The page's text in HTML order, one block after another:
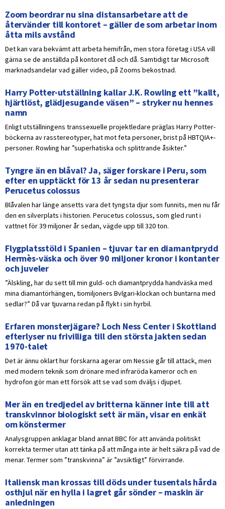
Zoom beordrar nu sina distansarbetare att de
återvänder till kontoret – gäller de som arbetar inom
åtta mils avstånd
Det kan vara bekvämt att arbeta hemifrån, men stora företag i USA vill
gärna se de anställda på kontoret då och då. Samtidigt tar Microsoft
marknadsandelar vad gäller video, på Zooms bekostnad.
Harry Potter-utställning kallar J.K. Rowling ett ”kallt,
hjärtlöst, glädjesugande väsen” – stryker nu hennes
namn
Enligt utställningens transsexuelle projektledare präglas Harry Potter-
böckerna av rasstereotyper, hat mot feta personer, brist på HBTQIA+-
personer. Rowling har ”superhatiska och splittrande åsikter.”
Tyngre än en blåval? Ja, säger forskare i Peru, som
efter en upptäckt för 13 år sedan nu presenterar
Perucetus colossus
Blåvalen har länge ansetts vara det tyngsta djur som funnits, men nu får
den en silverplats i historien. Perucetus colossus, som gled runt i
vattnet för 39 miljoner år sedan, vägde upp till 320 ton.
Flygplatsstöld i Spanien – tjuvar tar en diamantprydd
Hermès-väska och över 90 miljoner kronor i kontanter
och juveler
”Älskling, har du sett till min guld- och diamantprydda handväska med
mina diamantörhängen, tiomiljoners Bvlgari-klockan och buntarna med
sedlar?” Då var tjuvarna redan på flykt i sin hyrbil.
Erfaren monsterjägare? Loch Ness Center i Skottland
efterlyser nu frivilliga till den största jakten sedan
1970-talet
Det är ännu oklart hur forskarna agerar om Nessie går till attack, men
med modern teknik som drönare med infraröda kameror och en
hydrofon gör man ett försök att se vad som dväljs i djupet.
Mer än en tredjedel av britterna känner inte till att
transkvinnor biologiskt sett är män, visar en enkät
om könstermer
Analysgruppen anklagar bland annat BBC för att använda politiskt
korrekta termer utan att tänka på att många inte är helt säkra på vad de
menar. Termer som ”transkvinna” är ”avsiktligt” förvirrande.
Italiensk man krossas till döds under tusentals hårda
osthjul när en hylla i lagret går sönder – maskin är
anledningen